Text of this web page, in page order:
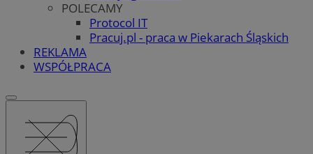
POLECAMY
Protocol IT
Pracuj.pl - praca w Piekarach Śląskich
REKLAMA
WSPÓŁPRACA